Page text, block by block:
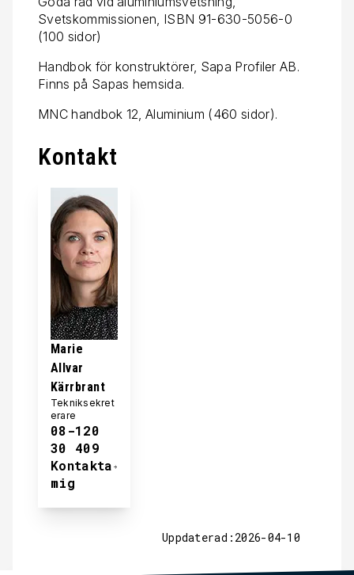
Svetskommissionen, ISBN 91-630-5056-0
(100 sidor)
Handbok för konstruktörer, Sapa Profiler AB.
Finns på Sapas hemsida.
MNC handbok 12, Aluminium (460 sidor).
Kontakt
Marie
Allvar
Kärrbrant
Tekniksekret
erare
08-120
30 409
Kontakta
mig
Uppdaterad:2026-04-10